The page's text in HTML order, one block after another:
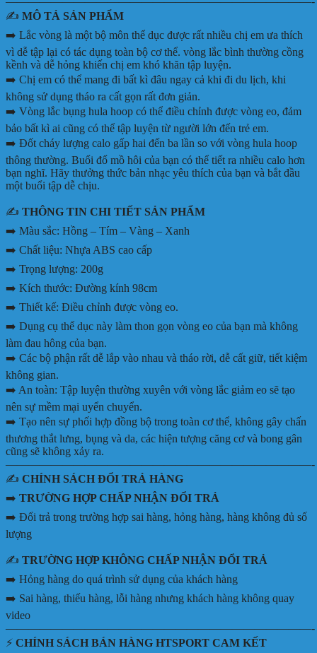
✍️ MÔ TẢ SẢN PHẨM
➡️ Lắc vòng là một bộ môn thể dục được rất nhiều chị em ưa thích
vì dễ tập lại có tác dụng toàn bộ cơ thể. vòng lắc bình thường cồng
kềnh và dễ hỏng khiến chị em khó khăn tập luyện.
➡️ Chị em có thể mang đi bất kì đâu ngay cả khi đi du lịch, khi
không sử dụng tháo ra cất gọn rất đơn giản.
➡️ Vòng lắc bụng hula hoop có thể điều chỉnh được vòng eo, đảm
bảo bất kì ai cũng có thể tập luyện từ người lớn đến trẻ em.
➡️ Đốt cháy lượng calo gấp hai đến ba lần so với vòng hula hoop
thông thường. Buổi đổ mồ hôi của bạn có thể tiết ra nhiều calo hơn
bạn nghĩ. Hãy thưởng thức bản nhạc yêu thích của bạn và bắt đầu
một buổi tập dễ chịu.
✍️ THÔNG TIN CHI TIẾT SẢN PHẨM
➡️ Màu sắc: Hồng – Tím – Vàng – Xanh
➡️ Chất liệu: Nhựa ABS cao cấp
➡️ Trọng lượng: 200g
➡️ Kích thước: Đường kính 98cm
➡️ Thiết kế: Điều chỉnh được vòng eo.
➡️ Dụng cụ thể dục này làm thon gọn vòng eo của bạn mà không
làm đau hông của bạn.
➡️ Các bộ phận rất dễ lắp vào nhau và tháo rời, dễ cất giữ, tiết kiệm
không gian.
➡️ An toàn: Tập luyện thường xuyên với vòng lắc giảm eo sẽ tạo
nên sự mềm mại uyển chuyển.
➡️ Tạo nên sự phối hợp đồng bộ trong toàn cơ thể, không gây chấn
thương thắt lưng, bụng và da, các hiện tượng căng cơ và bong gân
cũng sẽ không xảy ra.
———————————————————————————-
✍️ CHÍNH SÁCH ĐỔI TRẢ HÀNG
➡️ TRƯỜNG HỢP CHẤP NHẬN ĐỔI TRẢ
➡️ Đổi trả trong trường hợp sai hàng, hỏng hàng, hàng không đủ số
lượng
✍️ TRƯỜNG HỢP KHÔNG CHẤP NHẬN ĐỔI TRẢ
➡️ Hỏng hàng do quá trình sử dụng của khách hàng
➡️ Sai hàng, thiếu hàng, lỗi hàng nhưng khách hàng không quay
video
———————————————————————————-
⚡ CHÍNH SÁCH BÁN HÀNG HTSPORT CAM KẾT